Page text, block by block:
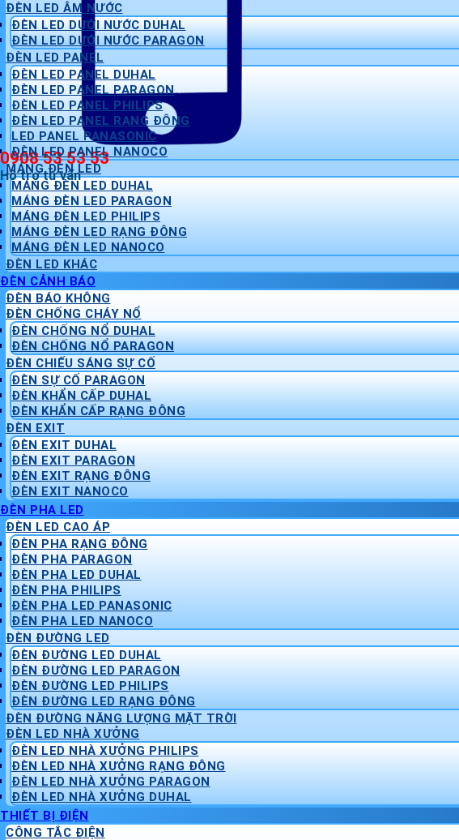
0908 53 53 53
Hỗ trợ tư vấn
ĐÈN LED ÂM NƯỚC
ĐÈN LED DƯỚI NƯỚC DUHAL
ĐÈN LED DƯỚI NƯỚC PARAGON
ĐÈN LED PANEL
ĐÈN LED PANEL DUHAL
ĐÈN LED PANEL PARAGON
ĐÈN LED PANEL PHILIPS
ĐÈN LED PANEL RẠNG ĐÔNG
LED PANEL PANASONIC
ĐÈN LED PANEL NANOCO
MÁNG ĐÈN LED
MÁNG ĐÈN LED DUHAL
MÁNG ĐÈN LED PARAGON
MÁNG ĐÈN LED PHILIPS
MÁNG ĐÈN LED RẠNG ĐÔNG
MÁNG ĐÈN LED NANOCO
ĐÈN LED KHÁC
ĐÈN CẢNH BÁO
ĐÈN BÁO KHÔNG
ĐÈN CHỐNG CHÁY NỔ
ĐÈN CHỐNG NỔ DUHAL
ĐÈN CHỐNG NỔ PARAGON
ĐÈN CHIẾU SÁNG SỰ CỐ
ĐÈN SỰ CỐ PARAGON
ĐÈN KHẨN CẤP DUHAL
ĐÈN KHẨN CẤP RẠNG ĐÔNG
ĐÈN EXIT
ĐÈN EXIT DUHAL
ĐÈN EXIT PARAGON
ĐÈN EXIT RẠNG ĐÔNG
ĐÈN EXIT NANOCO
ĐÈN PHA LED
ĐÈN LED CAO ÁP
ĐÈN PHA RẠNG ĐÔNG
ĐÈN PHA PARAGON
ĐÈN PHA LED DUHAL
ĐÈN PHA PHILIPS
ĐÈN PHA LED PANASONIC
ĐÈN PHA LED NANOCO
ĐÈN ĐƯỜNG LED
ĐÈN ĐƯỜNG LED DUHAL
ĐÈN ĐƯỜNG LED PARAGON
ĐÈN ĐƯỜNG LED PHILIPS
ĐÈN ĐƯỜNG LED RẠNG ĐÔNG
ĐÈN ĐƯỜNG NĂNG LƯỢNG MẶT TRỜI
ĐÈN LED NHÀ XƯỞNG
ĐÈN LED NHÀ XƯỞNG PHILIPS
ĐÈN LED NHÀ XƯỞNG RẠNG ĐÔNG
ĐÈN LED NHÀ XƯỞNG PARAGON
ĐÈN LED NHÀ XƯỞNG DUHAL
THIẾT BỊ ĐIỆN
CÔNG TẮC ĐIỆN